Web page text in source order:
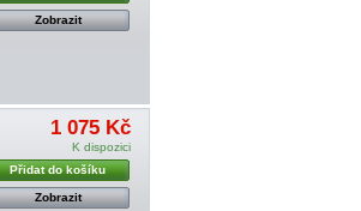
Zobrazit
1 075 Kč
K dispozici
Přidat do košíku
Zobrazit